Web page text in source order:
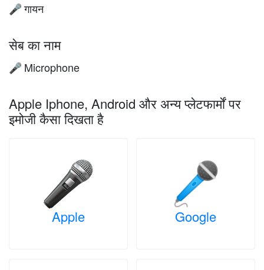
🎤 गायन
सेब का नाम
🎤 Microphone
Apple Iphone, Android और अन्य प्लेटफार्मों पर
इमोजी कैसा दिखता है
Apple Google